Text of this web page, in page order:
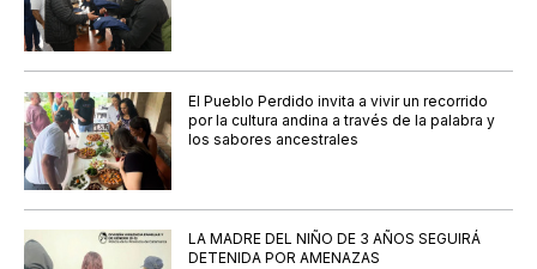
El Pueblo Perdido invita a vivir un recorrido
por la cultura andina a través de la palabra y
los sabores ancestrales
LA MADRE DEL NIÑO DE 3 AÑOS SEGUIRÁ
DETENIDA POR AMENAZAS